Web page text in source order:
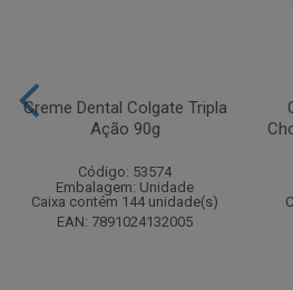
Creme Dental Colgate Tripla
Ação 90g
Código: 53574
Embalagem: Unidade
Caixa contém 144 unidade(s)
EAN: 7891024132005